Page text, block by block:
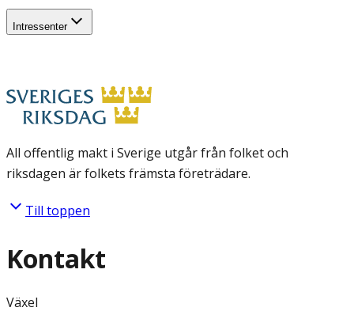
Intressenter
All offentlig makt i Sverige utgår från folket och
riksdagen är folkets främsta företrädare.
Till toppen
Kontakt
Växel